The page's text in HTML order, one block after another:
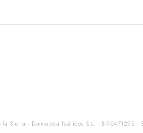
Sierra · Damaroca Ibéricos S.L. · B-90471293 ·